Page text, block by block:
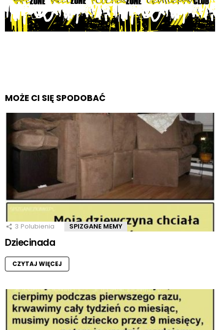
MOŻE CI SIĘ SPODOBAĆ
3 Polubienia SPIZGANE MEMY
Dziecinada
CZYTAJ WIĘCEJ